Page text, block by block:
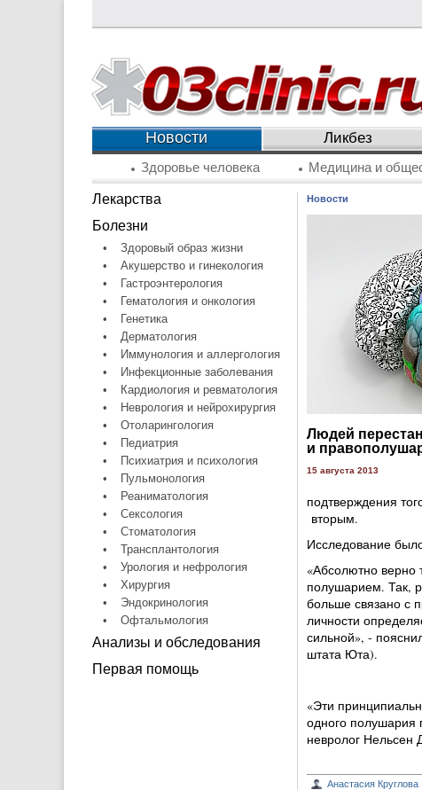
Новости Ликбез
Здоровье человека Медицина и
Лекарства
Болезни
•
Здоровый образ жизни
•
Акушерство и гинекология
•
Гастроэнтерология
•
Гематология и онкология
•
Генетика
•
Дерматология
•
Иммунология и аллергология
•
Инфекционные заболевания
•
Кардиология и ревматология
•
Неврология и нейрохирургия
•
Отоларингология
•
Педиатрия
•
Психиатрия и психология
•
Пульмонология
•
Реаниматология
•
Сексология
•
Стоматология
•
Трансплантология
•
Урология и нефрология
•
Хирургия
•
Эндокринология
•
Офтальмология
Анализы и обследования
Первая помощь
Новости
Людей
и
15 августа 2013
подтверждения
вторым.
Исследование
«Абсолютно верно
полушарием. Так,
больше связано с
личности
сильной», -
штата Юта).
«Эти
одного полушария
невролог Нельсен
Анастасия Круглова